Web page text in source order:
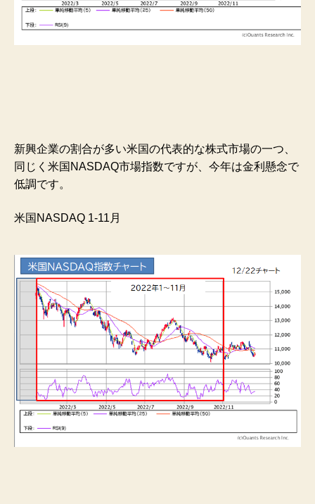
新興企業の割合が多い米国の代表的な株式市場の一つ、
同じく米国NASDAQ市場指数ですが、今年は金利懸念で
低調です。
米国NASDAQ 1-11月